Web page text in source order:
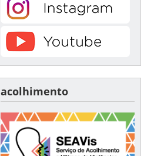
acolhimento